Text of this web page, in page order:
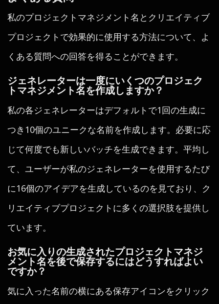
私のプロジェクトマネジメント名とクリエイティブ
プロジェクトで効果的に使用する方法について、よ
くある質問への回答を得ることができます。
ジェネレーターは一度にいくつのプロジェク
トマネジメント名を作成しますか？
私の各ジェネレーターはデフォルトで1回の生成に
つき10個のユニークな名前を作成します。必要に応
じて何度でも新しいバッチを生成できます。平均し
て、ユーザーが私のジェネレーターを使用するたび
に16個のアイデアを生成しているのを見ており、ク
リエイティブプロジェクトに多くの選択肢を提供し
ています。
お気に入りの生成されたプロジェクトマネジ
メント名を後で保存するにはどうすればよい
ですか？
気に入った名前の横にある保存アイコンをクリック